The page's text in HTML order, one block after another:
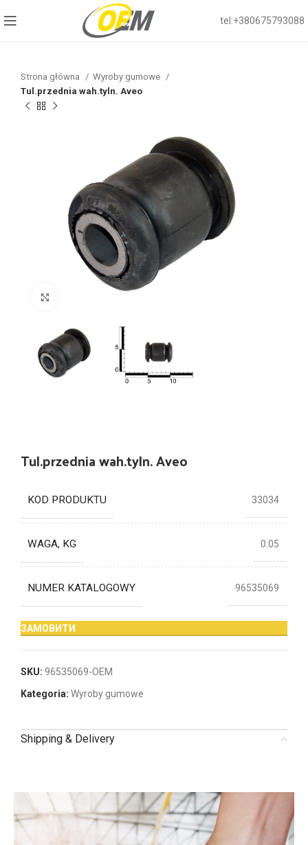
tel:+380675793088
Strona główna
Wyroby gumowe
Tul.przednia wah.tyln. Aveo
Tul.przednia wah.tyln. Aveo
KOD PRODUKTU 33034
WAGA, KG 0.05
NUMER KATALOGOWY 96535069
ЗАМОВИТИ
SKU: 96535069-OEM
Kategoria: Wyroby gumowe
Shipping & Delivery